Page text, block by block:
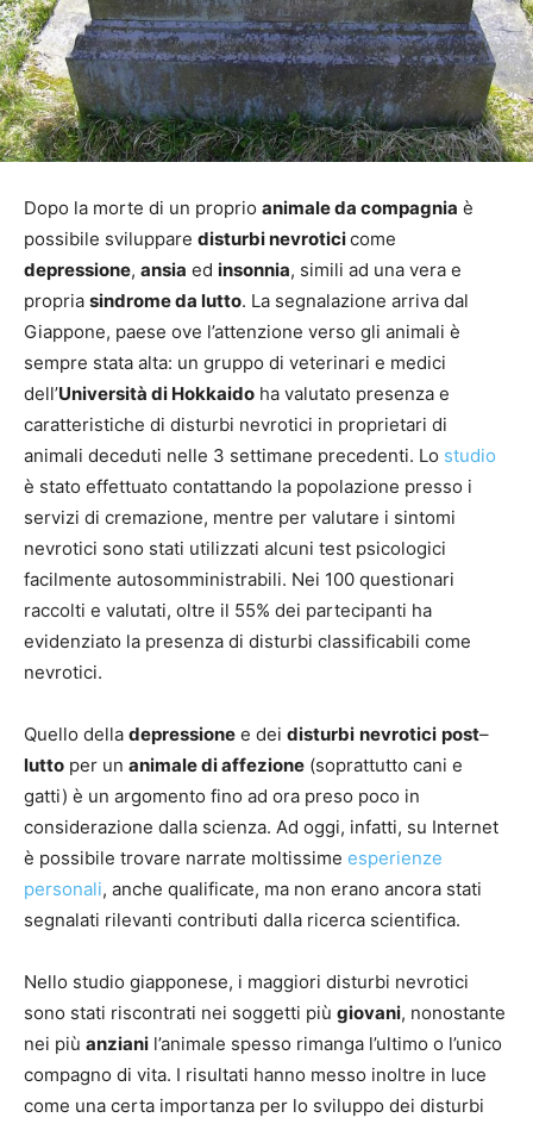
Dopo la morte di un proprio animale da compagnia è
possibile sviluppare disturbi nevroticicome
depressione, ansia ed insonnia, simili ad una vera e
propria sindrome da lutto. La segnalazione arriva dal
Giappone, paese ove l’attenzione verso gli animali è
sempre stata alta: un gruppo di veterinari e medici
dell’Università di Hokkaido ha valutato presenza e
caratteristiche di disturbi nevrotici in proprietari di
animali deceduti nelle 3 settimane precedenti. Lo studio
è stato effettuato contattando la popolazione presso i
servizi di cremazione, mentre per valutare i sintomi
nevrotici sono stati utilizzati alcuni test psicologici
facilmente autosomministrabili. Nei 100 questionari
raccolti e valutati, oltre il 55% dei partecipanti ha
evidenziato la presenza di disturbi classificabili come
nevrotici.
Quello della depressione e dei disturbi nevrotici post–
lutto per un animale di affezione (soprattutto cani e
gatti) è un argomento fino ad ora preso poco in
considerazione dalla scienza. Ad oggi, infatti, su Internet
è possibile trovare narrate moltissime esperienze
personali, anche qualificate, ma non erano ancora stati
segnalati rilevanti contributi dalla ricerca scientifica.
Nello studio giapponese, i maggiori disturbi nevrotici
sono stati riscontrati nei soggetti più giovani, nonostante
nei più anziani l’animale spesso rimanga l’ultimo o l’unico
compagno di vita. I risultati hanno messo inoltre in luce
come una certa importanza per lo sviluppo dei disturbi